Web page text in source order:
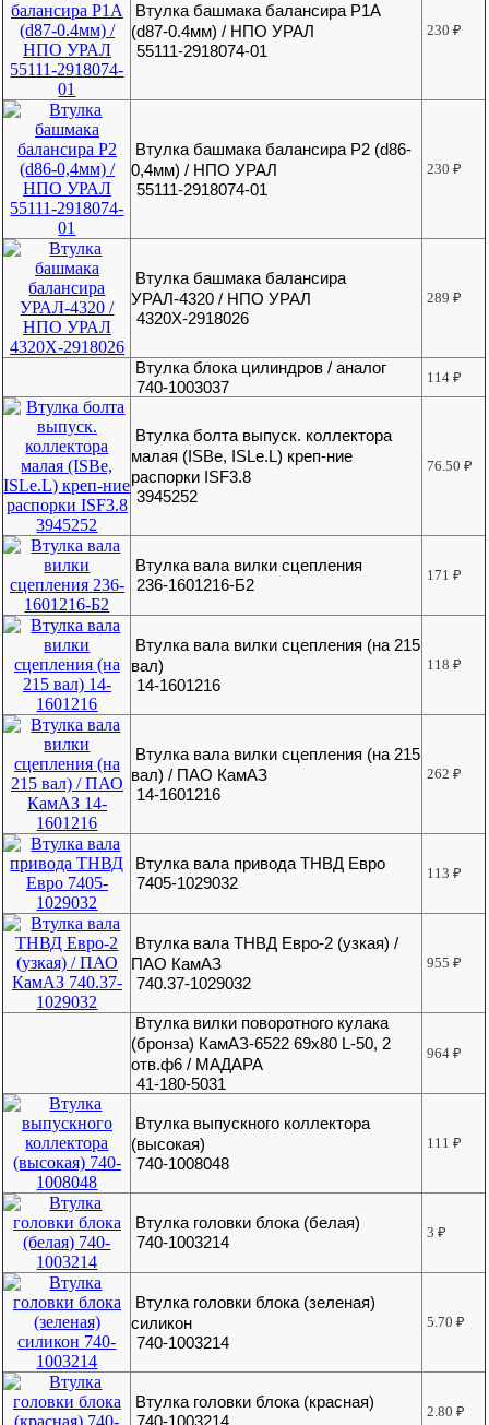
Втулка башмака балансира Р1А
(d87-0.4мм) / НПО УРАЛ
55111-2918074-01
230₽
Втулка башмака балансира Р2 (d86-
0,4мм) / НПО УРАЛ
55111-2918074-01
230₽
Втулка башмака балансира
УРАЛ-4320 / НПО УРАЛ
4320Х-2918026
289₽
Втулка блока цилиндров / аналог
740-1003037
114₽
Втулка болта выпуск. коллектора
малая (ISBe, ISLe.L) креп-ние
распорки ISF3.8
3945252
76.50₽
Втулка вала вилки сцепления
236-1601216-Б2
171₽
Втулка вала вилки сцепления (на 215
вал)
14-1601216
118₽
Втулка вала вилки сцепления (на 215
вал) / ПАО КамАЗ
14-1601216
262₽
Втулка вала привода ТНВД Евро
7405-1029032
113₽
Втулка вала ТНВД Евро-2 (узкая) /
ПАО КамАЗ
740.37-1029032
955₽
Втулка вилки поворотного кулака
(бронза) КамАЗ-6522 69х80 L-50, 2
отв.ф6 / МАДАРА
41-180-5031
964₽
Втулка выпускного коллектора
(высокая)
740-1008048
111₽
Втулка головки блока (белая)
740-1003214
3₽
Втулка головки блока (зеленая)
силикон
740-1003214
5.70₽
Втулка головки блока (красная)
2.80₽